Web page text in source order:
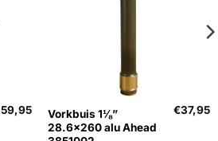
Vorkbuis 1⅛”
28.6×260 alu Ahead
€37,95